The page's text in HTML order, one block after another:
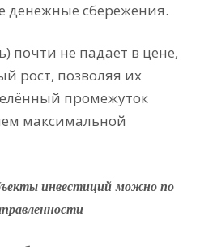
денежные сбережения.
почти не падает в цене,
рост, позволяя их
промежуток
максимальной
инвестиций можно по